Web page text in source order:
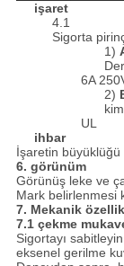
işaret
4.1
Sigorta
1)
6A
2)
UL
ihbar
İşaretin
6. görünüm
Görünüş leke ve
Mark belirlenmesi
7. Mekanik
7.1 çekme
Sigortayı
eksenel gerilme